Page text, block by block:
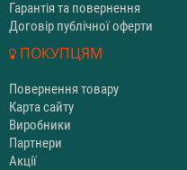
Гарантія та повернення
Договір публічної оферти
ПОКУПЦЯМ
Повернення товару
Карта сайту
Виробники
Партнери
Акції